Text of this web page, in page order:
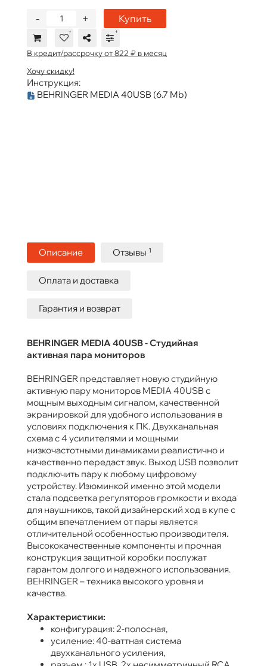
+
- Купить
В кредит/рассрочку от 822 ₽ в месяц
Хочу скидку!
Инструкция:
BEHRINGER MEDIA 40USB (6.7 Mb)
Описание Отзывы 1
Оплата и доставка
Гарантия и возврат
BEHRINGER MEDIA 40USB - Студийная
активная пара мониторов
BEHRINGER представляет новую студийную
активную пару мониторов MEDIA 40USB с
мощным выходным сигналом, качественной
экранировкой для удобного использования в
условиях подключения к ПК. Двухканальная
схема с 4 усилителями и мощными
низкочастотными динамиками реалистично и
качественно передаст звук. Выход USB позволит
подключить пару к любому цифровому
устройству. Изюминкой именно этой модели
стала подсветка регуляторов громкости и входа
для наушников, такой дизайнерский ход в купе с
общим впечатлением от пары является
отличительной особенностью производителя.
Высококачественные компоненты и прочная
конструкция защитной коробки послужат
гарантом долгого и надежного использования.
BEHRINGER – техника высокого уровня и
качества.
Характеристики:
конфигурация: 2-полосная,
усиление: 40-ваттная система
двухканального усиления,